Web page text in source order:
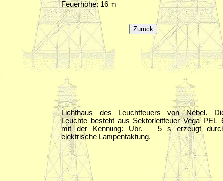
Feuerhöhe: 16 m
Lichthaus des Leuchtfeuers von Nebel.
Leuchte besteht aus Sektorleitfeuer Vega
mit der Kennung: Ubr. – 5 s erzeugt
elektrische Lampentaktung.